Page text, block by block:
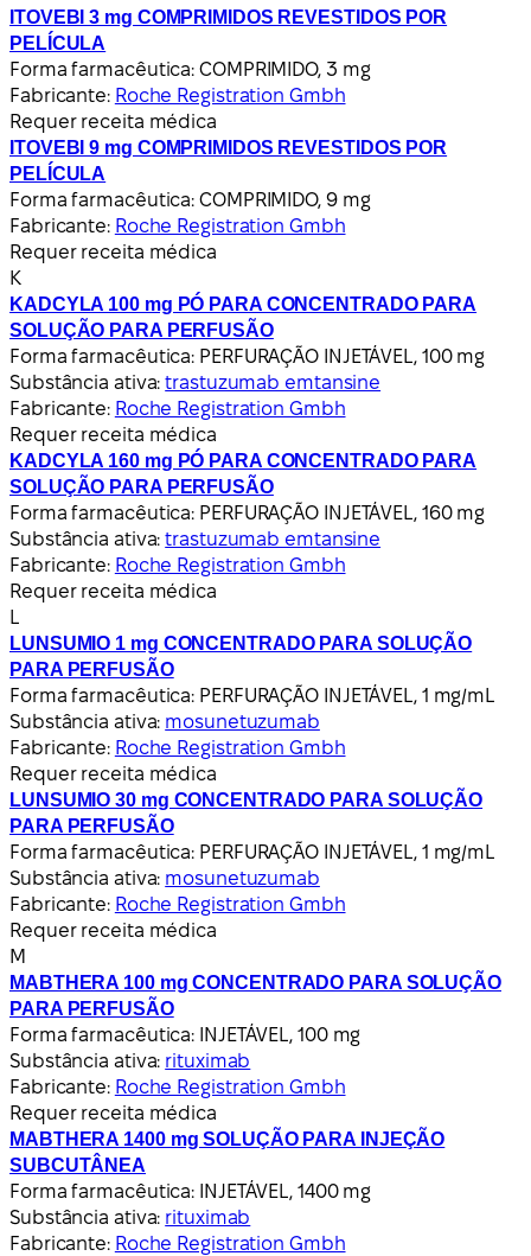
ITOVEBI 3 mg COMPRIMIDOS REVESTIDOS POR
PELÍCULA
Forma farmacêutica: COMPRIMIDO, 3 mg
Fabricante: Roche Registration Gmbh
Requer receita médica
ITOVEBI 9 mg COMPRIMIDOS REVESTIDOS POR
PELÍCULA
Forma farmacêutica: COMPRIMIDO, 9 mg
Fabricante: Roche Registration Gmbh
Requer receita médica
K
KADCYLA 100 mg PÓ PARA CONCENTRADO PARA
SOLUÇÃO PARA PERFUSÃO
Forma farmacêutica: PERFURAÇÃO INJETÁVEL, 100 mg
Substância ativa:trastuzumab emtansine
Fabricante: Roche Registration Gmbh
Requer receita médica
KADCYLA 160 mg PÓ PARA CONCENTRADO PARA
SOLUÇÃO PARA PERFUSÃO
Forma farmacêutica: PERFURAÇÃO INJETÁVEL, 160 mg
Substância ativa:trastuzumab emtansine
Fabricante: Roche Registration Gmbh
Requer receita médica
L
LUNSUMIO 1 mg CONCENTRADO PARA SOLUÇÃO
PARA PERFUSÃO
Forma farmacêutica: PERFURAÇÃO INJETÁVEL, 1 mg/mL
Substância ativa: mosunetuzumab
Fabricante: Roche Registration Gmbh
Requer receita médica
LUNSUMIO 30 mg CONCENTRADO PARA SOLUÇÃO
PARA PERFUSÃO
Forma farmacêutica: PERFURAÇÃO INJETÁVEL, 1 mg/mL
Substância ativa: mosunetuzumab
Fabricante: Roche Registration Gmbh
Requer receita médica
M
MABTHERA 100 mg CONCENTRADO PARA SOLUÇÃO
PARA PERFUSÃO
Forma farmacêutica: INJETÁVEL, 100 mg
Substância ativa: rituximab
Fabricante: Roche Registration Gmbh
Requer receita médica
MABTHERA 1400 mg SOLUÇÃO PARA INJEÇÃO
SUBCUTÂNEA
Forma farmacêutica: INJETÁVEL, 1400 mg
Substância ativa: rituximab
Fabricante: Roche Registration Gmbh